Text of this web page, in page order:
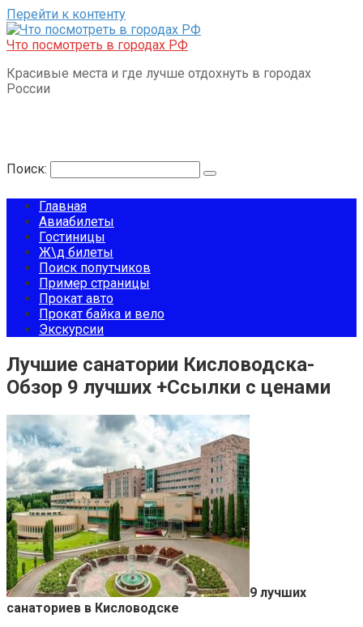
Перейти к контенту
Что посмотреть в городах РФ
Красивые места и где лучше отдохнуть в городах
России
Поиск:
Главная
Авиабилеты
Гостиницы
Ж\д билеты
Поиск попутчиков
Пример страницы
Прокат авто
Прокат байка и вело
Экскурсии
Лучшие санатории Кисловодска-
Обзор 9 лучших +Ссылки с ценами
9 лучших
санаториев в Кисловодске